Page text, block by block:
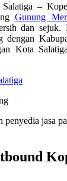
–
Gunung
dan sejuk.
dengan
Kota
penyedia jasa